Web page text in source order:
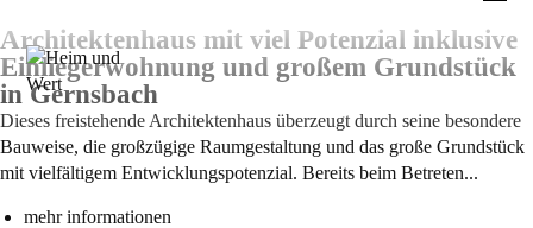
Architektenhaus mit viel Potenzial inklusive
Einliegerwohnung und großem Grundstück
in Gernsbach
Dieses freistehende Architektenhaus überzeugt durch seine besondere
Bauweise, die großzügige Raumgestaltung und das große Grundstück
mit vielfältigem Entwicklungspotenzial. Bereits beim Betreten...
mehr informationen